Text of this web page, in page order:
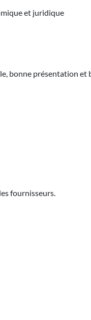
et juridique
présentation et
fournisseurs.